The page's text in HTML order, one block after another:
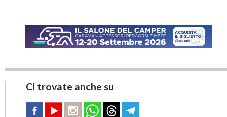
Ci trovate anche su